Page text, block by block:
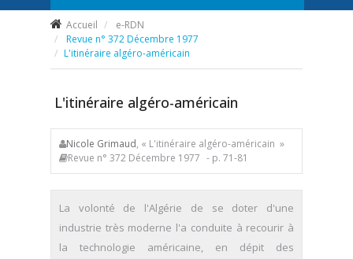
Accueil
e-RDN
Revue n° 372 Décembre 1977
L'itinéraire algéro-américain
L'itinéraire algéro-américain
Nicole Grimaud, « L'itinéraire algéro-américain »
Revue n° 372 Décembre 1977 - p. 71-81
La volonté de l'Algérie de se doter d'une
industrie très moderne l'a conduite à recourir à
la technologie américaine, en dépit des